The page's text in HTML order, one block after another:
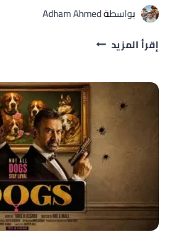
بواسطةAdham Ahmed
إقرأ المزيد المعهد
الأمازيغية
يستعرض
التقاليد
الموسيقية
المغربية